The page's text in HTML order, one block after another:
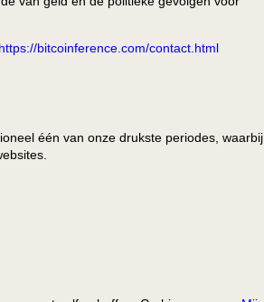
https://bitcoinference.com/contact.html
één van onze drukste periodes, waarbij